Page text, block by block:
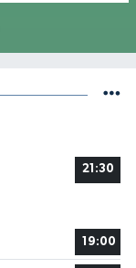
21:30
19:00